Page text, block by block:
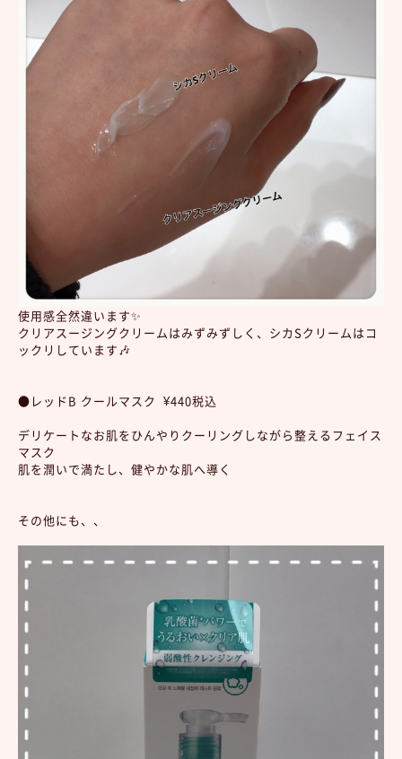
使用感全然違います✨
クリアスージングクリームはみずみずしく、シカSクリームはコ
ックリしています🎶
●レッドB クールマスク ¥440税込
デリケートなお肌をひんやりクーリングしながら整えるフェイス
マスク
肌を潤いで満たし、健やかな肌へ導く
その他にも、、